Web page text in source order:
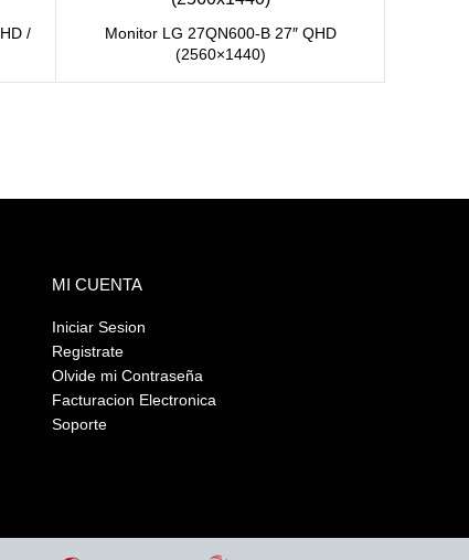
/
Monitor LG 27QN600-B 27″ QHD
(2560×1440)
MI CUENTA
Iniciar Sesion
Registrate
Olvide mi Contraseña
Facturacion Electronica
Soporte